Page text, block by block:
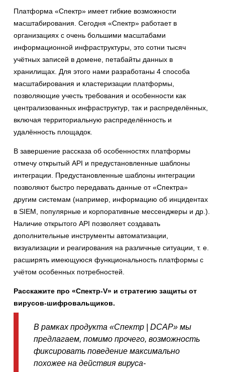
Платформа «Спектр» имеет гибкие возможности
масштабирования. Сегодня «Спектр» работает в
организациях с очень большими масштабами
информационной инфраструктуры, это сотни тысяч
учётных записей в домене, петабайты данных в
хранилищах. Для этого нами разработаны 4 способа
масштабирования и кластеризации платформы,
позволяющие учесть требования и особенности как
централизованных инфраструктур, так и распределённых,
включая территориальную распределённость и
удалённость площадок.
В завершение рассказа об особенностях платформы
отмечу открытый API и предустановленные шаблоны
интеграции. Предустановленные шаблоны интеграции
позволяют быстро передавать данные от «Спектра»
другим системам (например, информацию об инцидентах
в SIEM, популярные и корпоративные мессенджеры и др.).
Наличие открытого API позволяет создавать
дополнительные инструменты автоматизации,
визуализации и реагирования на различные ситуации, т. е.
расширять имеющуюся функциональность платформы с
учётом особенных потребностей.
Расскажите про «Спектр-V» и стратегию защиты от
вирусов-шифровальщиков.
В рамках продукта «Спектр | DCAP» мы
предлагаем, помимо прочего, возможность
фиксировать поведение максимально
похожее на действия вируса-